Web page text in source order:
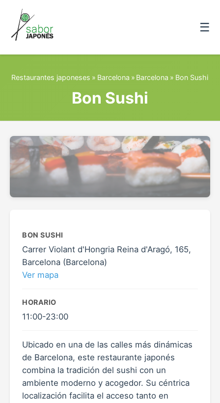
☰
Restaurantes japoneses » Barcelona » Barcelona » Bon Sushi
Bon Sushi
BON SUSHI
Carrer Violant d'Hongria Reina d'Aragó, 165,
Barcelona (Barcelona)
Ver mapa
HORARIO
11:00-23:00
Ubicado en una de las calles más dinámicas
de Barcelona, este restaurante japonés
combina la tradición del sushi con un
ambiente moderno y acogedor. Su céntrica
localización facilita el acceso tanto en